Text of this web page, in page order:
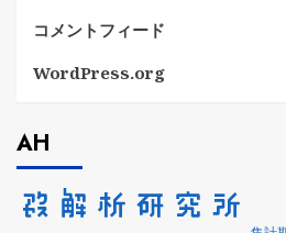
コメントフィード
WordPress.org
AH